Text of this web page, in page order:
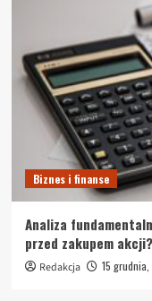
Biznes i finanse
Analiza
przed zakupem akcji?
Redakcja 15